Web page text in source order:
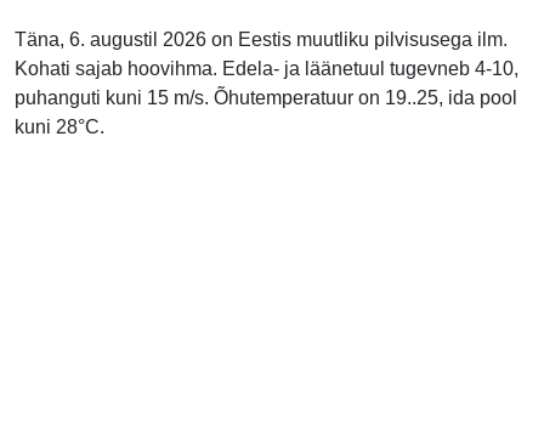
Täna, 6. augustil 2026 on Eestis muutliku pilvisusega ilm.
Kohati sajab hoovihma. Edela- ja läänetuul tugevneb 4-10,
puhanguti kuni 15 m/s. Õhutemperatuur on 19..25, ida pool
kuni 28°C.